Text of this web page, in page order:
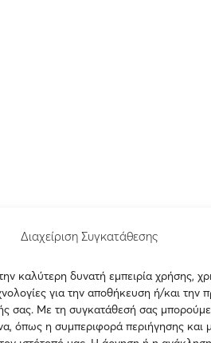
Διαχείριση Συγκατάθεσης
καλύτερη δυνατή εμπειρία χρήσης,
για την αποθήκευση ή/και την
σας. Με τη συγκατάθεσή σας
όπως η συμπεριφορά περιήγησης και